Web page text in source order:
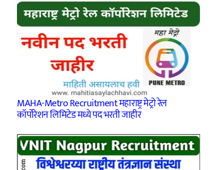
MAHA-Metro Recruitment महाराष्ट्र मेट्रो रेल
कॉर्पोरेशन लिमिटेड मध्ये पद भरती जाहीर